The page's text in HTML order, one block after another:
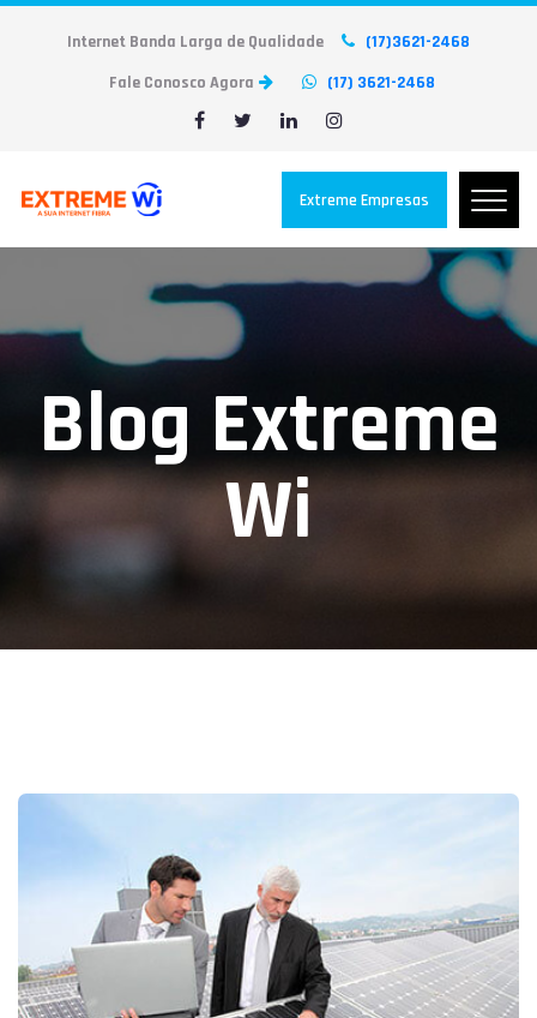
Internet Banda Larga de Qualidade
(17)3621-2468
Fale Conosco Agora
(17) 3621-2468
Extreme Empresas
Blog Extreme
Wi